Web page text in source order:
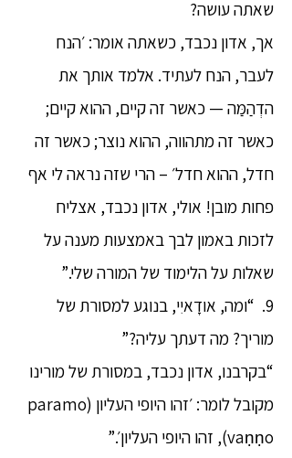
שאתה עושה?
אך, אדון נכבד, כשאתה אומר: ׳הנח
לעבר, הנח לעתיד. אלמד אותך את
הדְהַמַּה — כאשר זה קיים, ההוא קיים;
כאשר זה מתהווה, ההוא נוצר; כאשר זה
חדל, ההוא חדל׳ – הרי שזה נראה לי אף
פחות מובן! אולי, אדון נכבד, אצליח
לזכות באמון לבך באמצעות מענה על
שאלות על הלימוד של המורה שלי.”
9. “ומה, אודָאיִי, בנוגע למסורת של
מוריך? מה דעתך עליה?”
“בקרבנו, אדון נכבד, במסורת של מורינו
מקובל לומר: ׳זהו היופי העליון (paramo
vaṇṇo), זהו היופי העליון׳.”